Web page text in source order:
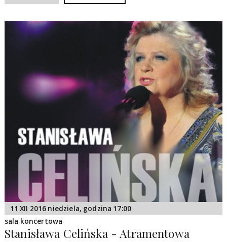
11 XII 2016 niedziela, godzina 17:00
sala koncertowa
Stanisława Celińska - Atramentowa